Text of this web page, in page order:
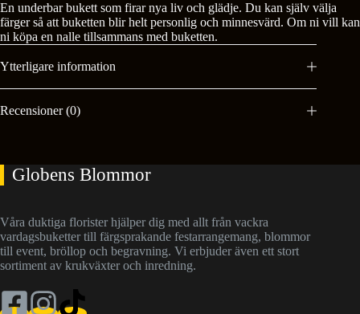
En underbar bukett som firar nya liv och glädje. Du kan själv välja
färger så att buketten blir helt personlig och minnesvärd. Om ni vill kan
ni köpa en nalle tillsammans med buketten.
Ytterligare information
Recensioner (0)
Globens Blommor
Våra duktiga florister hjälper dig med allt från vackra
vardagsbuketter till färgsprakande festarrangemang, blommor
till event, bröllop och begravning. Vi erbjuder även ett stort
sortiment av krukväxter och inredning.